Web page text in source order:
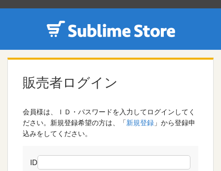
販売者ログイン
会員様は、ＩＤ・パスワードを入力してログインしてく
ださい。新規登録希望の方は、「新規登録 」から登録申
込みをしてください。
ID